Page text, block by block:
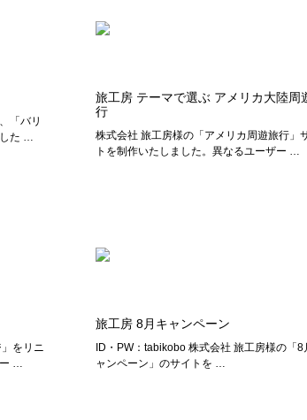
「バリ
た …
旅工房 テーマで選ぶ アメリカ大陸周
行
株式会社 旅工房様の「アメリカ周遊旅行」
トを制作いたしました。異なるユーザー …
をリニ
ー …
旅工房 8月キャンペーン
ID・PW：tabikobo 株式会社 旅工房様の「8
ャンペーン」のサイトを …